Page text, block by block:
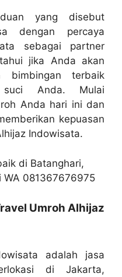
yang disebut
dengan percaya
sebagai partner
jika Anda akan
bimbingan terbaik
suci Anda. Mulai
Anda hari ini dan
kepuasan
Indowisata.
Umroh Alhijaz
adalah jasa
di Jakarta,